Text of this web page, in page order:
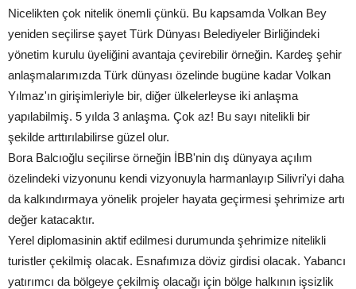
Nicelikten çok nitelik önemli çünkü. Bu kapsamda Volkan Bey
yeniden seçilirse şayet Türk Dünyası Belediyeler Birliğindeki
yönetim kurulu üyeliğini avantaja çevirebilir örneğin. Kardeş şehir
anlaşmalarımızda Türk dünyası özelinde bugüne kadar Volkan
Yılmaz'ın girişimleriyle bir, diğer ülkelerleyse iki anlaşma
yapılabilmiş. 5 yılda 3 anlaşma. Çok az! Bu sayı nitelikli bir
şekilde arttırılabilirse güzel olur.
Bora Balcıoğlu seçilirse örneğin İBB'nin dış dünyaya açılım
özelindeki vizyonunu kendi vizyonuyla harmanlayıp Silivri'yi daha
da kalkındırmaya yönelik projeler hayata geçirmesi şehrimize artı
değer katacaktır.
Yerel diplomasinin aktif edilmesi durumunda şehrimize nitelikli
turistler çekilmiş olacak. Esnafımıza döviz girdisi olacak. Yabancı
yatırımcı da bölgeye çekilmiş olacağı için bölge halkının işsizlik